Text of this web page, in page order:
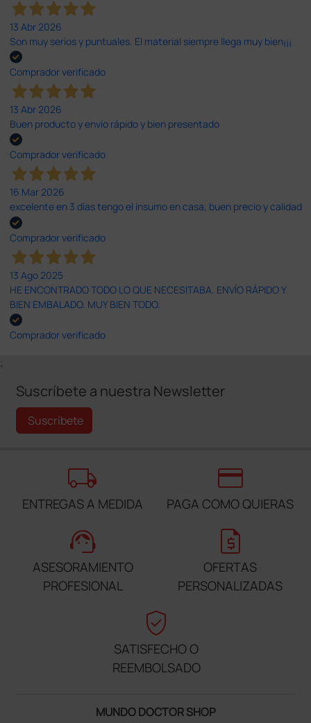
13 Abr 2026
Son muy serios y puntuales. El material siempre llega muy bien¡¡¡
Comprador verificado
13 Abr 2026
Buen producto y envío rápido y bien presentado
Comprador verificado
16 Mar 2026
excelente en 3 días tengo el insumo en casa, buen precio y calidad
Comprador verificado
13 Ago 2025
HE ENCONTRADO TODO LO QUE NECESITABA. ENVÍO RÁPIDO Y
BIEN EMBALADO. MUY BIEN TODO.
Comprador verificado
;
Suscríbete a nuestra Newsletter
Suscríbete
local_shipping
ENTREGAS A MEDIDA
credit_card
PAGA COMO QUIERAS
support_agent
ASESORAMIENTO
PROFESIONAL
request_quote
OFERTAS
PERSONALIZADAS
verified_user
SATISFECHO O
REEMBOLSADO
MUNDO DOCTOR SHOP